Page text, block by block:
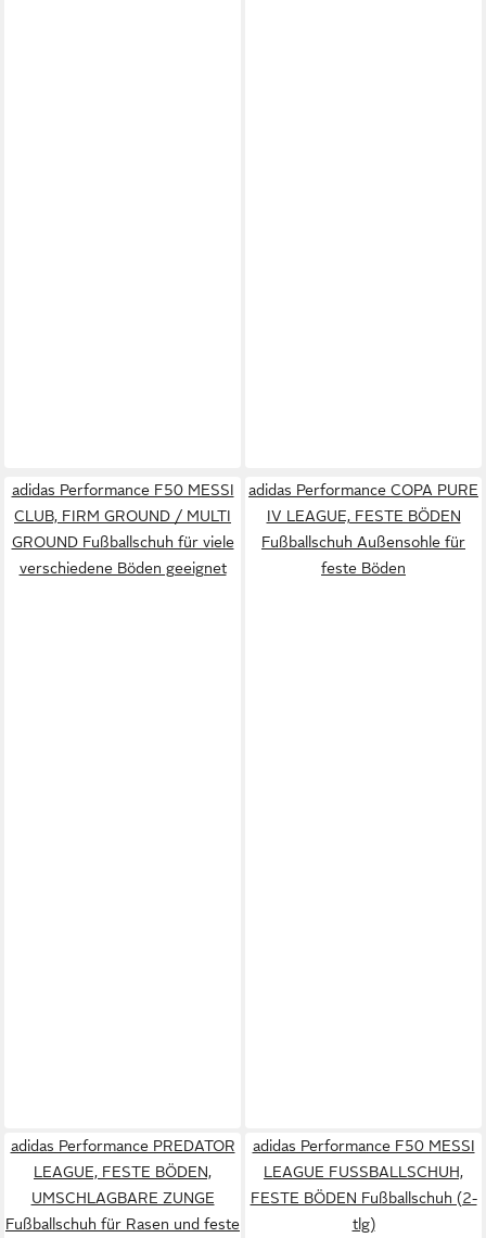
adidas Performance F50 MESSI
CLUB, FIRM GROUND / MULTI
GROUND Fußballschuh für viele
verschiedene Böden geeignet
adidas Performance COPA PURE
IV LEAGUE, FESTE BÖDEN
Fußballschuh Außensohle für
feste Böden
adidas Performance PREDATOR
LEAGUE, FESTE BÖDEN,
UMSCHLAGBARE ZUNGE
Fußballschuh für Rasen und feste
adidas Performance F50 MESSI
LEAGUE FUSSBALLSCHUH,
FESTE BÖDEN Fußballschuh (2-
tlg)